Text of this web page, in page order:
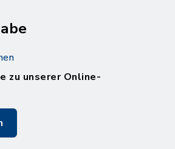
zu unserer Online-